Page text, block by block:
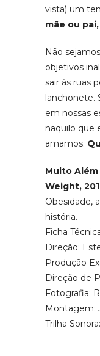
vista) um
mãe ou
Não
objetivos
sair às ruas
lanchonete.
em nossas
naquilo que
amamos.
Muito Além
Weight,
Obesidade,
história.
Ficha
Direção:
Produção
Direção de
Fotografia:
Montagem:
Trilha